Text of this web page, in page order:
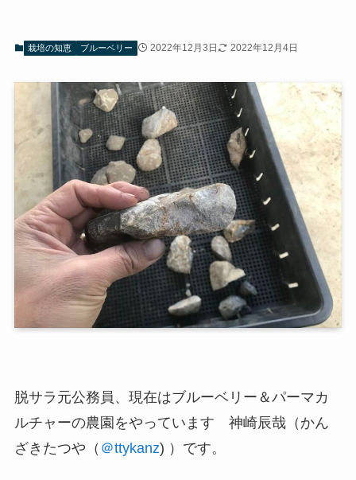
栽培の知恵 ブルーベリー 2022年12月3日 2022年12月4日
脱サラ元公務員、現在はブルーベリー＆パーマカ
ルチャーの農園 をやっています 神崎辰哉（かん
ざきたつや（ ＠ttykanz) ）です。